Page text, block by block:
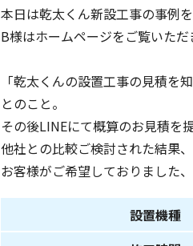
本日は乾太くん新設工事の事例
B様はホームページをご覧いただ
「乾太くんの設置工事の見積
とのこと。
その後LINEにて概算のお見積を
他社との比較ご検討された結果
お客様がご希望しておりました
設置機種